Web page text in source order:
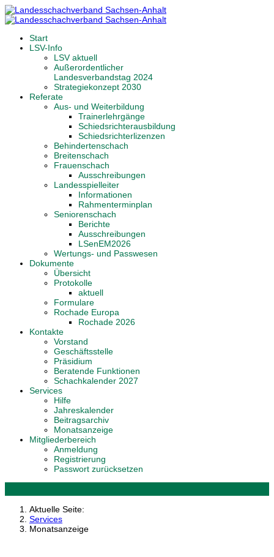
Start
LSV-Info
LSV aktuell
Außerordentlicher
Landesverbandstag 2024
Strategiekonzept 2030
Referate
Aus- und Weiterbildung
Trainerlehrgänge
Schiedsrichterausbildung
Schiedsrichterlizenzen
Behindertenschach
Breitenschach
Frauenschach
Ausschreibungen
Landesspielleiter
Informationen
Rahmenterminplan
Seniorenschach
Berichte
Ausschreibungen
LSenEM2026
Wertungs- und Passwesen
Dokumente
Übersicht
Protokolle
aktuell
Formulare
Rochade Europa
Rochade 2026
Kontakte
Vorstand
Geschäftsstelle
Präsidium
Beratende Funktionen
Schachkalender 2027
Services
Hilfe
Jahreskalender
Beitragsarchiv
Monatsanzeige
Mitgliederbereich
Anmeldung
Registrierung
Passwort zurücksetzen
Aktuelle Seite:
Services
Monatsanzeige